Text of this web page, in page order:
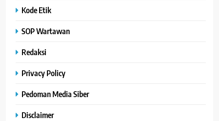
Kode Etik
SOP Wartawan
Redaksi
Privacy Policy
Pedoman Media Siber
Disclaimer